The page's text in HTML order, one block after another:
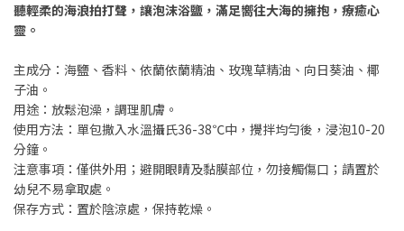
聽輕柔的海浪拍打聲，讓泡沫浴鹽，滿足嚮往大海的擁抱，療癒心
靈。
主成分：海鹽、香料、依蘭依蘭精油、玫瑰草精油、向日葵油、椰
子油。
用途：放鬆泡澡，調理肌膚。
使用方法：單包撒入水溫攝氏36-38℃中，攪拌均勻後，浸泡10-20
分鐘。
注意事項：僅供外用；避開眼睛及黏膜部位，勿接觸傷口；請置於
幼兒不易拿取處。
保存方式：置於陰涼處，保持乾燥。